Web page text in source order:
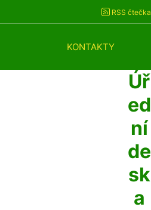
RSS čtečka
KONTAKTY
Úř
ed
ní
de
sk
a